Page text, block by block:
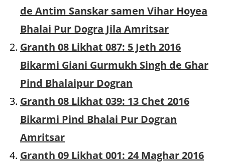
de Antim Sanskar samen Vihar Hoyea
Bhalai Pur Dogra Jila Amritsar
Granth 08 Likhat 087: 5 Jeth 2016
Bikarmi Giani Gurmukh Singh de Ghar
Pind Bhalaipur Dogran
Granth 08 Likhat 039: 13 Chet 2016
Bikarmi Pind Bhalai Pur Dogran
Amritsar
Granth 09 Likhat 001: 24 Maghar 2016